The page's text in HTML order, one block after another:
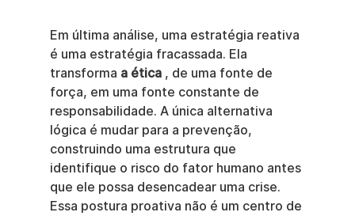
Em última análise, uma estratégia reativa
é uma estratégia fracassada. Ela
transforma a ética , de uma fonte de
força, em uma fonte constante de
responsabilidade. A única alternativa
lógica é mudar para a prevenção,
construindo uma estrutura que
identifique o risco do fator humano antes
que ele possa desencadear uma crise.
Essa postura proativa não é um centro de